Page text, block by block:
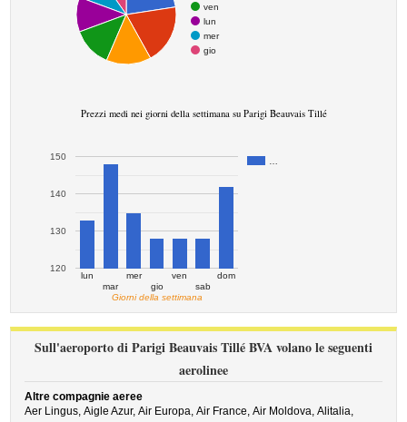
ven
lun
mer
gio
Prezzi medi nei giorni della settimana su Parigi Beauvais Tillé
lun
mar
mer
gio
ven
sab
dom
120
130
140
150
Giorni della settimana
Sull'aeroporto di Parigi Beauvais Tillé BVA volano le seguenti
aerolinee
Altre compagnie aeree
Aer Lingus,Aigle Azur,Air Europa,Air France,Air Moldova,Alitalia,